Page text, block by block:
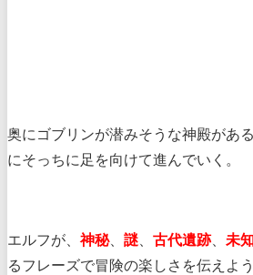
奥にゴブリンが潜みそうな神殿があ
にそっちに足を向けて進んでいく。
エルフが、神秘、 謎 古代遺跡、 未
るフレーズで冒険の楽しさを伝えよ